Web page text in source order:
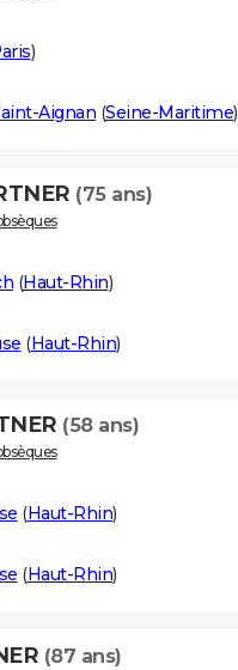
)
Aignan (Seine-Maritime)
(75 ans)
(Haut-Rhin)
(Haut-Rhin)
(58 ans)
(Haut-Rhin)
(Haut-Rhin)
(87 ans)